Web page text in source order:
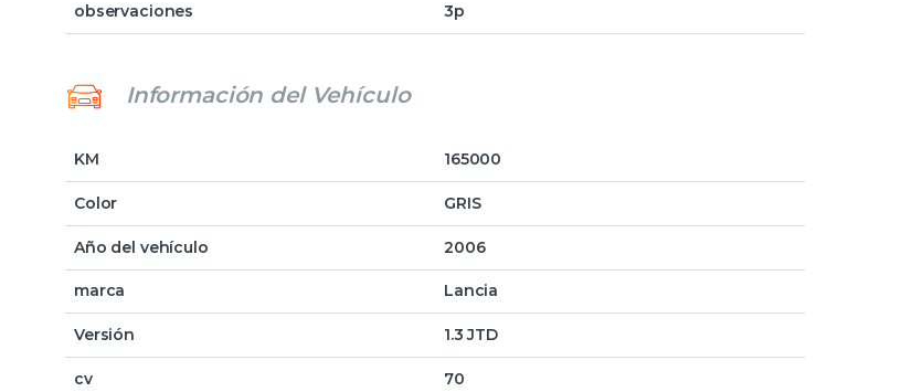
observaciones 3p
Información del Vehículo
KM 165000
Color GRIS
Año del vehículo 2006
marca Lancia
Versión 1.3 JTD
cv 70